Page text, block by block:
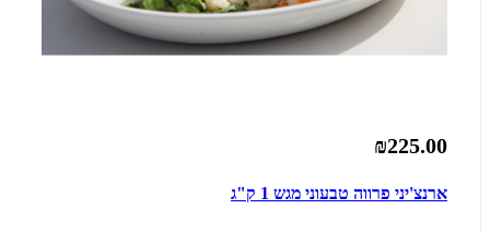
₪225.00
ארנצ'יני פרווה טבעוני מגש 1 ק"ג